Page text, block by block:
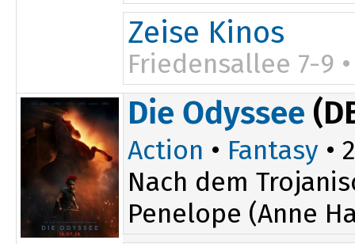
Zeise Kinos
Friedensallee 7-9
Die Odyssee
Action • Fantasy •
Nach dem
Penelope (Anne